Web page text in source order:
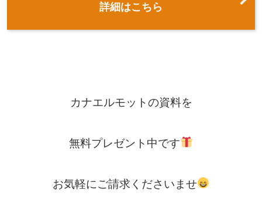
詳細はこちら
カナエルモットの資料を
無料プレゼント中です
お気軽にご請求くださいませ